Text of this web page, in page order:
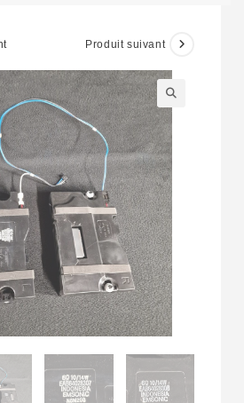
Produit suivant
🔍